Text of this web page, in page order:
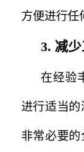
方便进行任
3. 减
在经验
进行适当
非常必要